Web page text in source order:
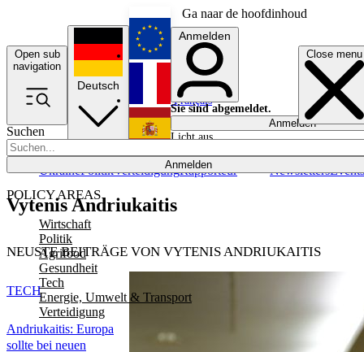
Ga naar de hoofdinhoud
Open sub
navigation
Close menu
Suchen
Anmelden
POLICY AREAS
Wirtschaft
Politik
Agrifood
Gesundheit
Tech
Energie, Umwelt & Transport
Verteidigung
UkrainePolitikVerteidigungRapporteur NewslettersEvents
Deutsch
English
Français
Anmelden
Sie sind abgemeldet.
Anmelden
Licht aus
Vytenis Andriukaitis
NEUSTE BEITRÄGE VON VYTENIS ANDRIUKAITIS
Andriukaitis: Europa
sollte bei neuen
TECH